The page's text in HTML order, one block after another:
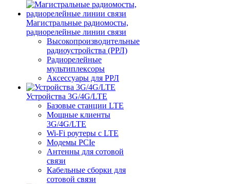
Магистральные радиомосты,
радиорелейные линии связи
Высокопроизводительные
радиоустройства (РРЛ)
Радиорелейные
мультиплексоры
Аксессуары для РРЛ
Устройства 3G/4G/LTE
Базовые станции LTE
Мощные клиенты
3G/4G/LTE
Wi-Fi роутеры с LTE
Модемы PCIe
Антенны для сотовой
связи
Кабельные сборки для
сотовой связи